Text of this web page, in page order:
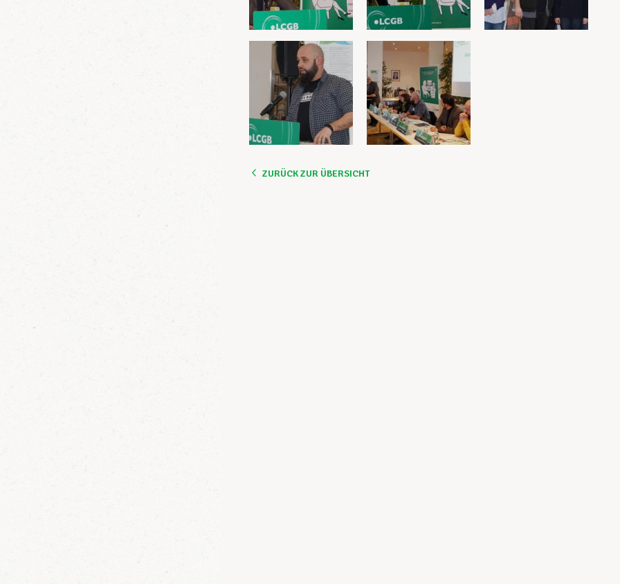
ZURÜCK ZUR ÜBERSICHT